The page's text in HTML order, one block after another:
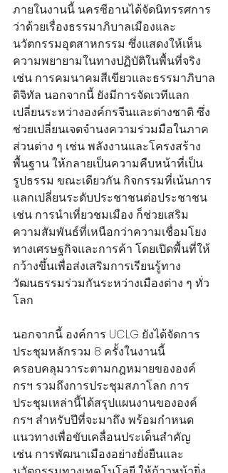
ภายในงานนี้ นครซีอานได้จัดนิทรรศการ
ว่าด้วยเรื่องธรรมาภิบาลเมืองและ
นวัตกรรมอุตสาหกรรม ซึ่งแสดงให้เห็น
ความพยายามในทางปฏิบัติในพื้นที่จริง
เช่น การคมนาคมสีเขียวและธรรมาภิบาล
ดิจิทัล นอกจากนี้ ยังมีการจัดเวทีแลก
เปลี่ยนระหว่างองค์กรจีนและต่างชาติ ซึ่ง
ช่วยเปลี่ยนเจตจำนงความร่วมมือในภาค
ส่วนต่าง ๆ เช่น พลังงานและโครงสร้าง
พื้นฐาน ให้กลายเป็นความคืบหน้าที่เป็น
รูปธรรม ขณะเดียวกัน กิจกรรมที่เน้นการ
แลกเปลี่ยนระดับประชาชนต่อประชาชน
เช่น การนำเที่ยวชมเมือง ก็ช่วยเสริม
ความสัมพันธ์ที่เหนือกว่าความเชื่อมโยง
ทางเศรษฐกิจและการค้า โดยเปิดพื้นที่ให้
กว้างขึ้นเพื่อส่งเสริมการเรียนรู้ทาง
วัฒนธรรมร่วมกันระหว่างเมืองต่าง ๆ ทั่ว
โลก
นอกจากนี้ องค์การ UCLG ยังได้จัดการ
ประชุมหลักรวม 8 ครั้งในงานนี้
ครอบคลุมวาระตามกฎหมายขององค์
กรฯ รวมถึงการประชุมสภาโลก การ
ประชุมเหล่านี้ได้สรุปแผนงานขององค์
กรฯ สำหรับปีที่จะมาถึง พร้อมกำหนด
แนวทางเพื่อขับเคลื่อนประเด็นสำคัญ
เช่น การพัฒนาเมืองอย่างยั่งยืนและ